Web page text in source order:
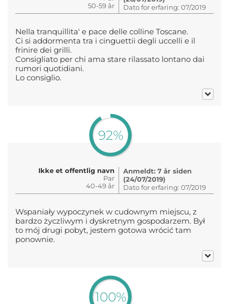
50-59 år
Dato for erfaring: 07/2019
Nella tranquillita' e pace delle colline Toscane.
Ci si addormenta tra i cinguettii degli uccelli e il
frinire dei grilli.
Consigliato per chi ama stare rilassato lontano dai
rumori quotidiani.
Lo consiglio.
92%
Ikke et offentlig navn
Par
40-49 år
Anmeldt: 7 år siden
(24/07/2019)
Dato for erfaring: 07/2019
Wspaniały wypoczynek w cudownym miejscu, z
bardzo życzliwym i dyskretnym gospodarzem. Był
to mój drugi pobyt, jestem gotowa wrócić tam
ponownie.
100%